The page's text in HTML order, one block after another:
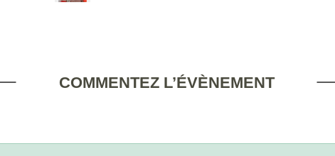
COMMENTEZ L’ÉVÈNEMENT